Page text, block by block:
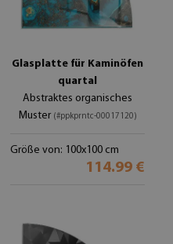
Glasplatte für Kaminöfen
quartal
Abstraktes organisches
Muster (#ppkprntc-00017120)
Größe von: 100x100 cm
114.99 €